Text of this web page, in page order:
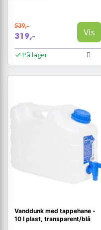
539,-
319,- Vis
På lager
Vanddunk med tappehane -
10 l plast, transparent/blå